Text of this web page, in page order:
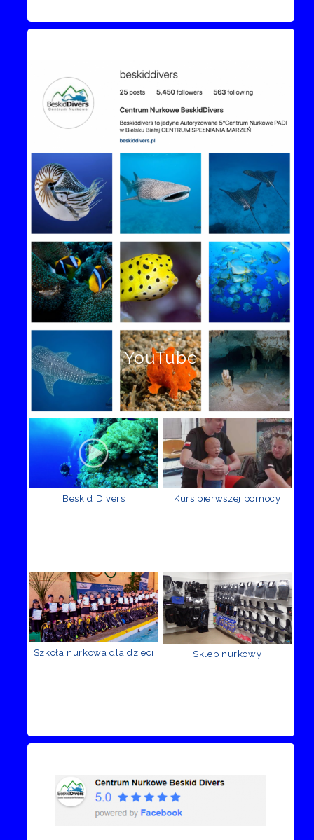
YouTube
Beskid Divers Kurs pierwszej pomocy
Szkoła nurkowa dla dzieci Sklep nurkowy